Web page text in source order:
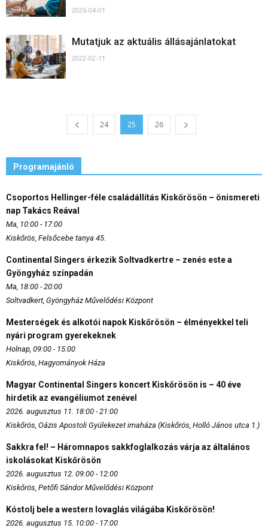
2026-04-01
Mutatjuk az aktuális állásajánlatokat
2022-02-11
24 25 26
Programajánló
Csoportos Hellinger-féle családállítás Kiskőrösön – önismereti
nap Takács Reával
Ma, 10:00 - 17:00
Kiskőrös, Felsőcebe tanya 45.
Continental Singers érkezik Soltvadkertre – zenés este a
Gyöngyház színpadán
Ma, 18:00 - 20:00
Soltvadkert, Gyöngyház Művelődési Központ
Mesterségek és alkotói napok Kiskőrösön – élményekkel teli
nyári program gyerekeknek
Holnap, 09:00 - 15:00
Kiskőrös, Hagyományok Háza
Magyar Continental Singers koncert Kiskőrösön is – 40 éve
hirdetik az evangéliumot zenével
2026. augusztus 11. 18:00 - 21:00
Kiskőrös, Oázis Apostoli Gyülekezet imaháza (Kiskőrös, Holló János utca 1.)
Sakkra fel! – Háromnapos sakkfoglalkozás várja az általános
iskolásokat Kiskőrösön
2026. augusztus 12. 09:00 - 12:00
Kiskőrös, Petőfi Sándor Művelődési Központ
Kóstolj bele a western lovaglás világába Kiskőrösön!
2026. augusztus 15. 10:00 - 17:00